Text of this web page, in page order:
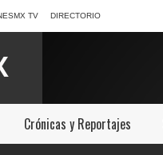
TV DIRECTORIO
Crónicas y Reportajes